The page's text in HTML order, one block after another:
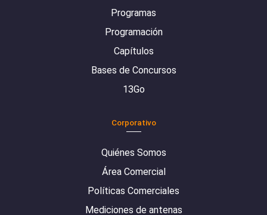
Programas
Programación
Capítulos
Bases de Concursos
13Go
Corporativo
Quiénes Somos
Área Comercial
Políticas Comerciales
Mediciones de antenas